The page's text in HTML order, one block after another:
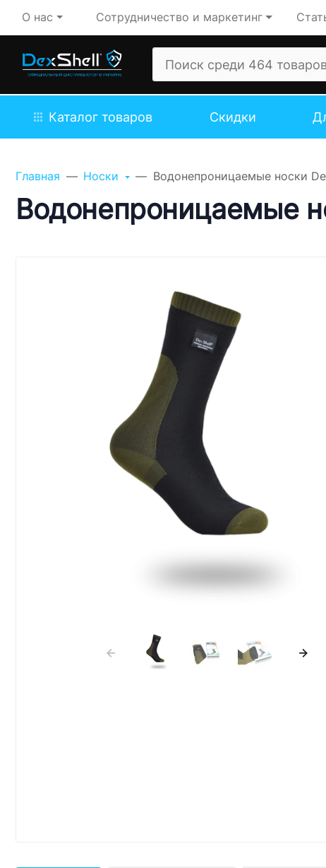
О нас Сотрудничество и маркетинг
Каталог товаров Скидки
Главная Носки Водонепроницаемые носки
Водонепроницаемые
мы обязательно
ответим!
Имя
Введите правильный